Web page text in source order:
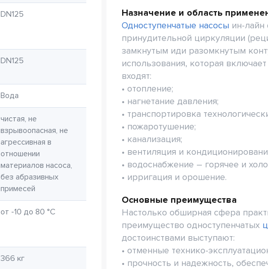
DN125
DN125
Вода
чистая, не
взрывоопасная, не
агрессивная в
отношении
материалов насоса,
без абразивных
примесей
от -10 до 80 °C
366 кг
Назначение и область
Одноступенчатые насосы ин-лайн
принудительной циркуляции
замкнутым иди разомкнутым
использования, которая
входят:
• отопление;
• нагнетание давления;
• транспортировка
• пожаротушение;
• канализация;
• вентиляция и
• водоснабжение – горячее и
• ирригация и орошение.
Основные преимущества
Настолько обширная сфера
преимущество одноступенчатых
достоинствами выступают:
• отменные технико-
• прочность и надежность,